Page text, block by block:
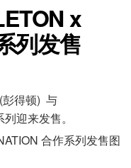
x
列发售
彭得顿) 与
迎来发售。